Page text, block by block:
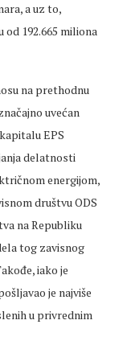
a uz to,
od 192.665 miliona
na prethodnu
uvećan
EPS
delatnosti
energijom,
društvu ODS
na Republiku
tog zavisnog
iako je
je najviše
u privrednim